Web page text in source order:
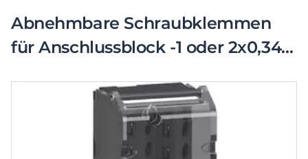
Abnehmbare Schraubklemmen
für Anschlussblock -1 oder 2x0,34-